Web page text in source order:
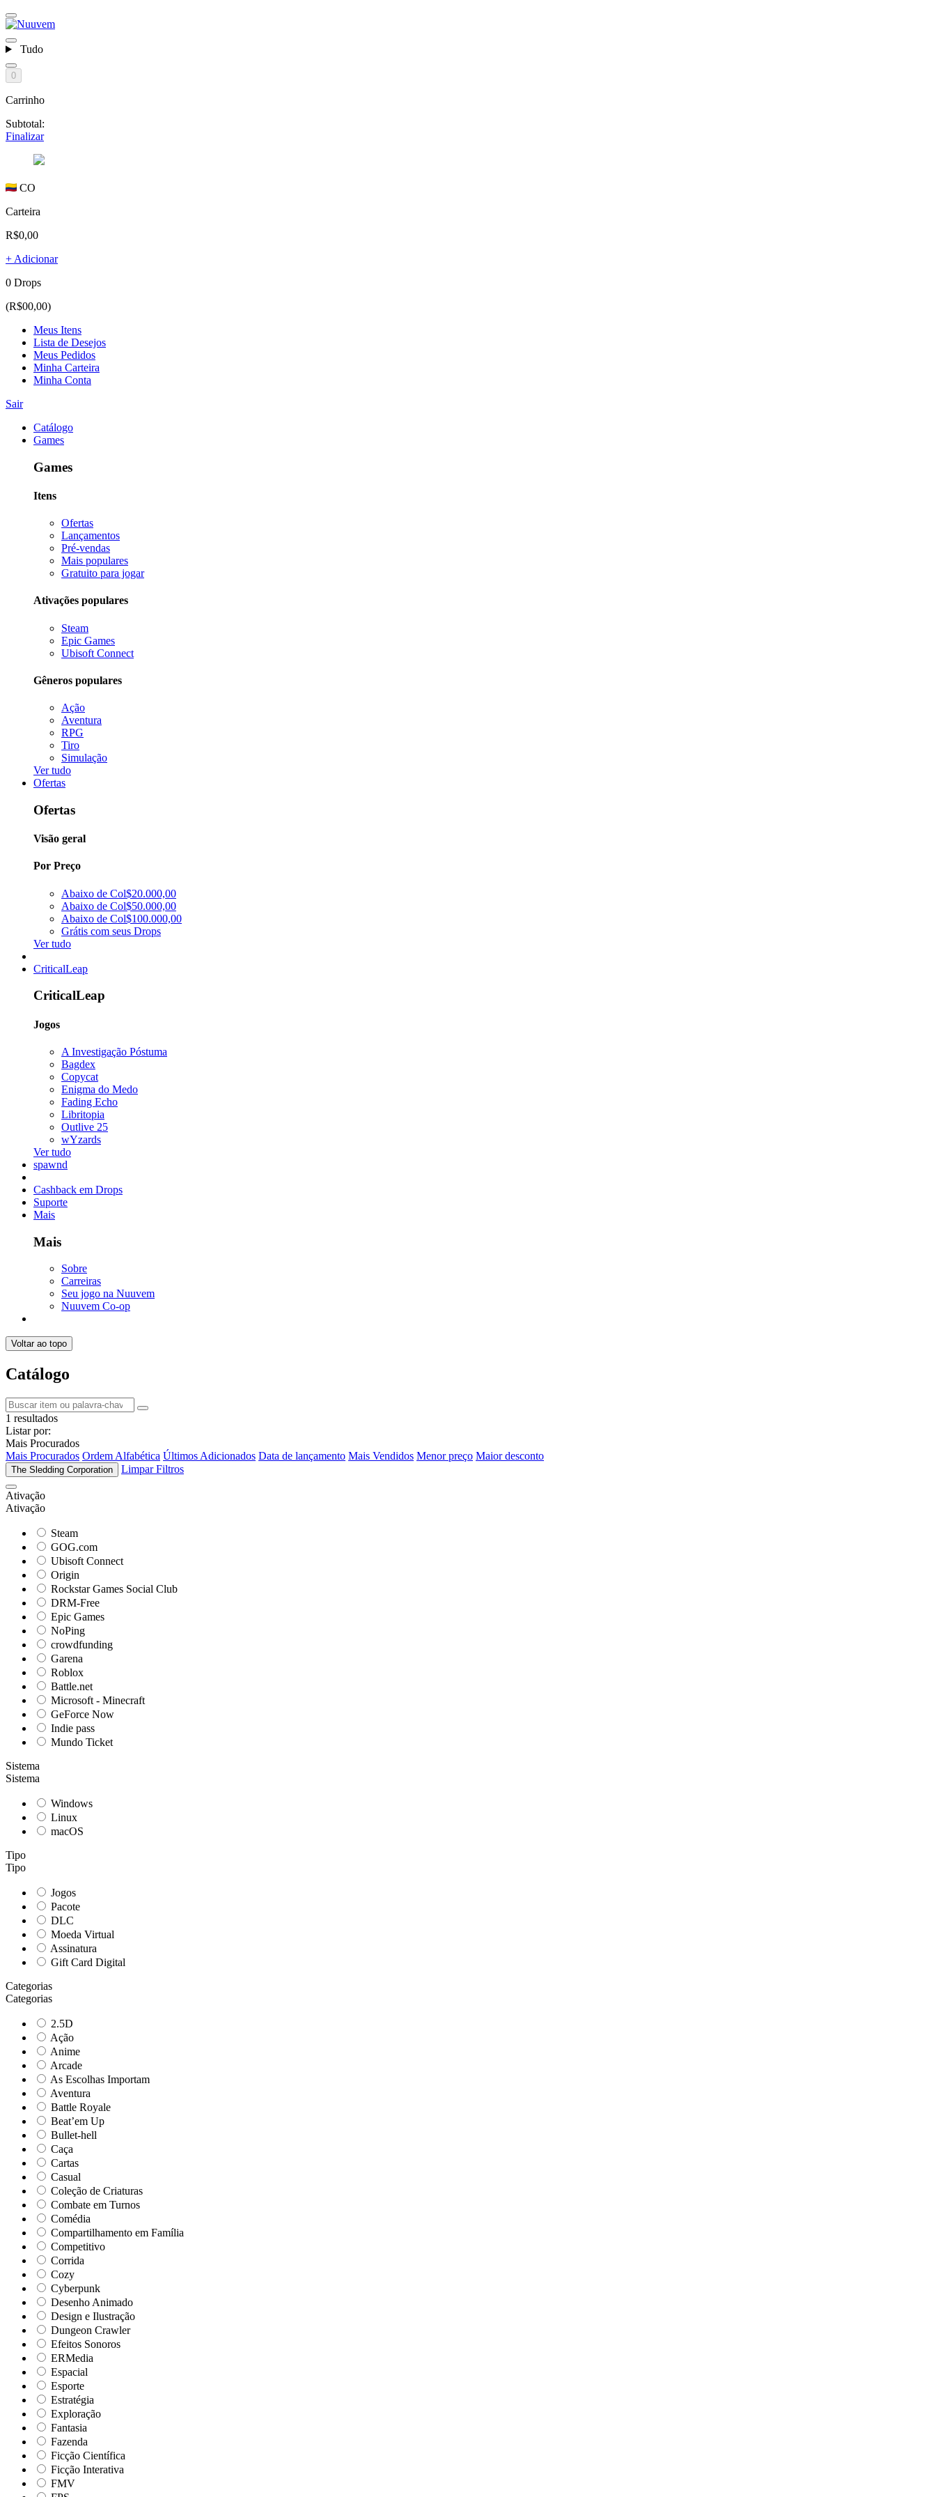
Tudo
0
Carrinho
Subtotal:
Finalizar
CO
Carteira
R$0,00
+ Adicionar
0 Drops
(R$00,00)
Meus Itens
Lista de Desejos
Meus Pedidos
Minha Carteira
Minha Conta
Sair
Catálogo
Games
Games
Itens
Ofertas
Lançamentos
Pré-vendas
Mais populares
Gratuito para jogar
Ativações populares
Steam
Epic Games
Ubisoft Connect
Gêneros populares
Ação
Aventura
RPG
Tiro
Simulação
Ver tudo
Ofertas
Ofertas
Visão geral
Por Preço
Abaixo de Col$20.000,00
Abaixo de Col$50.000,00
Abaixo de Col$100.000,00
Grátis com seus Drops
Ver tudo
CriticalLeap
CriticalLeap
Jogos
A Investigação Póstuma
Bagdex
Copycat
Enigma do Medo
Fading Echo
Libritopia
Outlive 25
wYzards
Ver tudo
spawnd
Cashback em Drops
Suporte
Mais
Mais
Sobre
Carreiras
Seu jogo na Nuuvem
Nuuvem Co-op
Voltar ao topo
Catálogo
1 resultados
Listar por:
Mais Procurados
Mais Procurados Ordem Alfabética Últimos Adicionados Data de lançamento Mais Vendidos Menor preço Maior desconto
The Sledding Corporation Limpar Filtros
Ativação
Ativação
Steam
GOG.com
Ubisoft Connect
Origin
Rockstar Games Social Club
DRM-Free
Epic Games
NoPing
crowdfunding
Garena
Roblox
Battle.net
Microsoft - Minecraft
GeForce Now
Indie pass
Mundo Ticket
Sistema
Sistema
Windows
Linux
macOS
Tipo
Tipo
Jogos
Pacote
DLC
Moeda Virtual
Assinatura
Gift Card Digital
Categorias
Categorias
2.5D
Ação
Anime
Arcade
As Escolhas Importam
Aventura
Battle Royale
Beat’em Up
Bullet-hell
Caça
Cartas
Casual
Coleção de Criaturas
Combate em Turnos
Comédia
Compartilhamento em Família
Competitivo
Corrida
Cozy
Cyberpunk
Desenho Animado
Design e Ilustração
Dungeon Crawler
Efeitos Sonoros
ERMedia
Espacial
Esporte
Estratégia
Exploração
Fantasia
Fazenda
Ficção Científica
Ficção Interativa
FMV